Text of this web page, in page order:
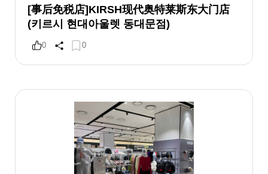
[事后免税店]KIRSH现代奥特莱斯东大门店
(키르시 현대아울렛 동대문점)
0 0